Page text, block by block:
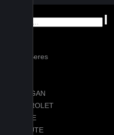
AITO Seres
CHANGAN
CHEVROLET
DODGE
EVOLUTE